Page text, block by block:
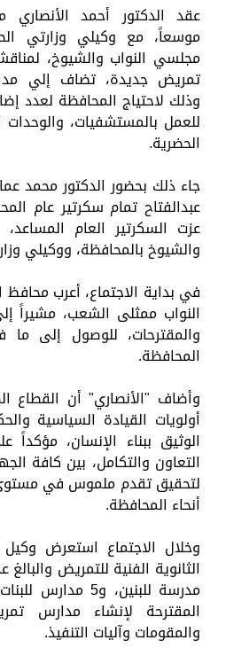
عقد الدكتور أحمد الأنصاري
موسعاً، مع وكيلي وزارتي
مجلسي النواب والشيوخ،
تمريض جديدة، تضاف إلي
وذلك لاحتياج المحافظة لعدد
للعمل بالمستشفيات، والوحدات
الحضرية.
جاء ذلك بحضور الدكتور محمد
عبدالفتاح تمام سكرتير عام
عزت السكرتير العام
والشيوخ بالمحافظة، ووكيلي
في بداية الاجتماع، أعرب محافظ
النواب ممثلى الشعب، مشيراً
والمقترحات، للوصول إلى ما
المحافظة.
وأضاف "الأنصاري" أن
أولويات القيادة السياسية
الوثيق ببناء الإنسان،
التعاون والتكامل، بين كافة
لتحقيق تقدم ملموس في
أنحاء المحافظة.
وخلال الاجتماع استعرض
مدرسة للبنين، و5
المقترحة لإنشاء مدارس
والمقومات وآليات التنفيذ.